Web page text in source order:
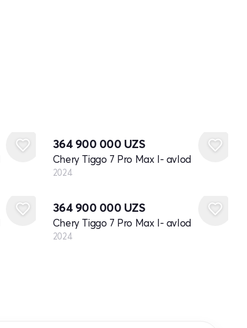
364 900 000 UZS
Chery Tiggo 7 Pro Max I- avlod
2024
364 900 000 UZS
Chery Tiggo 7 Pro Max I- avlod
2024